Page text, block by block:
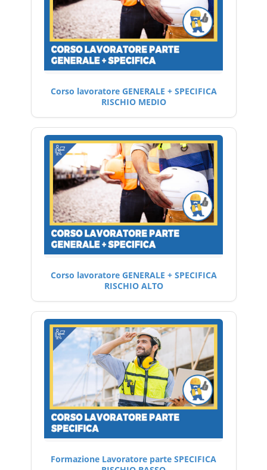
Corso lavoratore GENERALE + SPECIFICA
RISCHIO MEDIO
Corso lavoratore GENERALE + SPECIFICA
RISCHIO ALTO
Formazione Lavoratore parte SPECIFICA